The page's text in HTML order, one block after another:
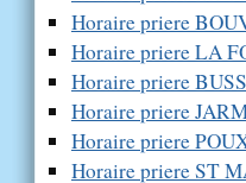
Horaire priere
Horaire priere LA
Horaire priere
Horaire priere
Horaire priere
Horaire priere ST